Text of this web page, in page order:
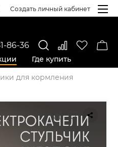
Создать личный кабинет
Где купить
86-36
для кормления